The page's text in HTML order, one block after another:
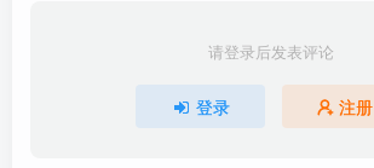
请登录后发表评论
登录 注册